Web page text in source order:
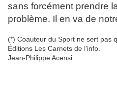
sans forcément prendre
problème. Il en va de
(*) Coauteur du Sport ne sert pas
Éditions Les Carnets de l’info.
Jean-Philippe Acensi